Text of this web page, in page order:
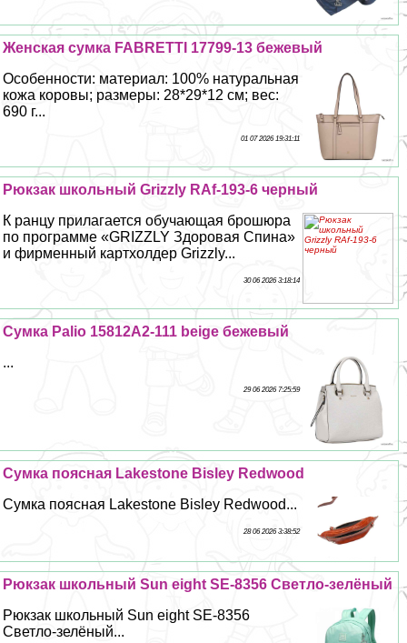
Женская сумка FABRETTI 17799-13 бежевый
Особенности: материал: 100% натуральная
кожа коровы; размеры: 28*29*12 см; вес:
690 г...
01 07 2026 19:31:11
Рюкзак школьный Grizzly RAf-193-6 черный
К ранцу прилагается обучающая брошюра
по программе «GRIZZLY Здоровая Спина»
и фирменный картхолдер Grizzly...
30 06 2026 3:18:14
Сумка Palio 15812A2-111 beige бежевый
...
29 06 2026 7:25:59
Сумка поясная Lakestone Bisley Redwood
Сумка поясная Lakestone Bisley Redwood...
28 06 2026 3:38:52
Рюкзак школьный Sun eight SE-8356 Светло-зелёный
Рюкзак школьный Sun eight SE-8356
Светло-зелёный...